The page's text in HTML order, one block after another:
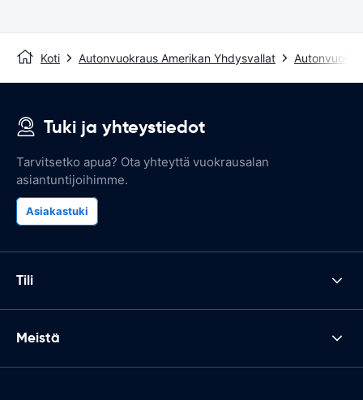
Koti Autonvuokraus Amerikan Yhdysvallat
Tuki ja yhteystiedot
Tarvitsetko apua? Ota yhteyttä vuokrausalan
asiantuntijoihimme.
Asiakastuki
Tili
Meistä